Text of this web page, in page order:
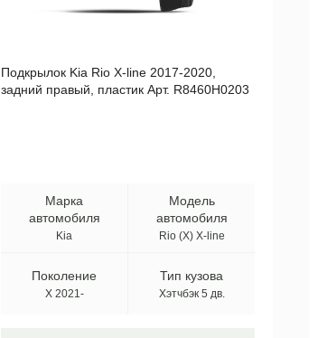
Подкрылок Kia Rio X-line 2017-2020,
задний правый, пластик Арт. R8460H0203
Марка
автомобиля
Kia
Модель
автомобиля
Rio (X) X-line
Поколение
X 2021-
Тип кузова
Хэтчбэк 5 дв.